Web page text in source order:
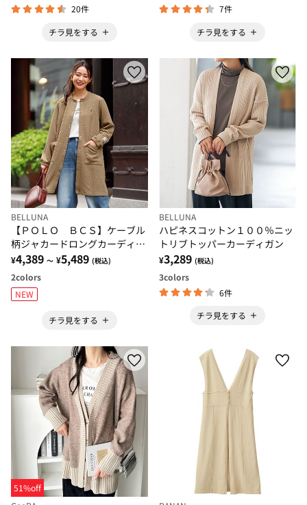
20件
チラ見をする
7件
チラ見をする
BELLUNA
【ＰＯＬＯ ＢＣＳ】ケーブル
柄ジャカードロングカーディガ
ン
¥4,389 ～ ¥5,489 (税込)
2colors
NEW
チラ見をする
BELLUNA
ハピネスコットン１００％ニッ
トリブトッパーカーディガン
¥3,289 (税込)
3colors
6件
チラ見をする
51%off